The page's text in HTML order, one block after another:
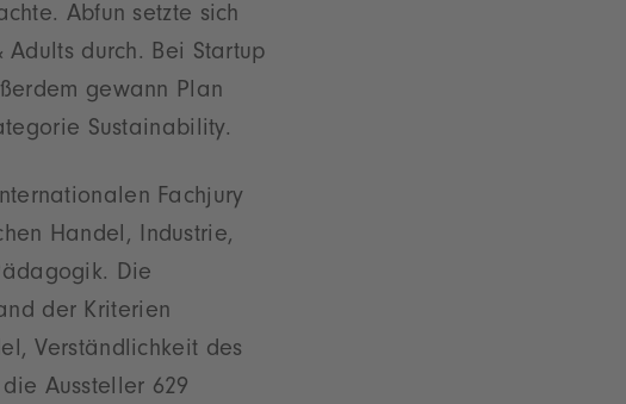
Abfun setzte sich
Adults durch. Bei Startup
gewann Plan
Sustainability.
Fachjury
Handel, Industrie,
Die
der Kriterien
Verständlichkeit des
Aussteller 629